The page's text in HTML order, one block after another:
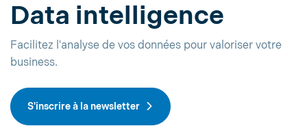
Data intelligence
Facilitez l'analyse de vos données pour valoriser votre
business.
S'inscrire à la newsletter